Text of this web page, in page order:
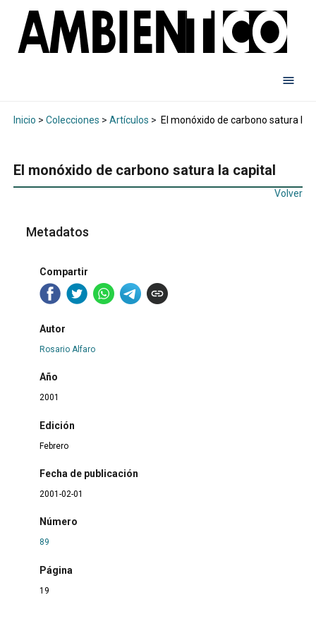
Inicio > Colecciones > Artículos > El monóxido de carbono satura la
El monóxido de carbono satura la capital
Volver
Metadatos
Compartir
Autor
Rosario Alfaro
Año
2001
Edición
Febrero
Fecha de publicación
2001-02-01
Número
89
Página
19